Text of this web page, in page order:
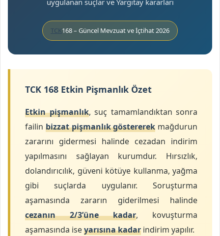
s
t
ö
d
r
m
e
k
uygulanan suçlar ve Yargıtay kararları
TCK168 – Güncel Mevzuat ve İçtihat 2026
TCK 168 Etkin Pişmanlık Özet
Etkin pişmanlık, suç tamamlandıktan sonra
failin bizzat pişmanlık göstererek mağdurun
zararını gidermesi halinde cezadan indirim
yapılmasını sağlayan kurumdur. Hırsızlık,
dolandırıcılık, güveni kötüye kullanma, yağma
gibi suçlarda uygulanır. Soruşturma
aşamasında zararın giderilmesi halinde
cezanın 2/3’üne kadar, kovuşturma
aşamasında iseyarısına kadar indirim yapılır.